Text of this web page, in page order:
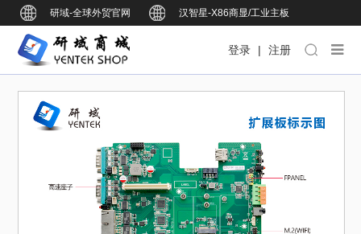
研域-全球外贸官网 汉智星-X86商显/工业主板
研域智控-BOX工业整机
登录 | 注册